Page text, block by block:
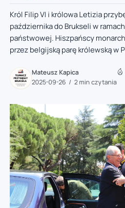
Król Filip VI i królowa Letizia
października do Brukseli w
państwowej. Hiszpańscy
przez belgijską parę królewską w
Mateusz Kapica
2025-09-26
2 min czytania